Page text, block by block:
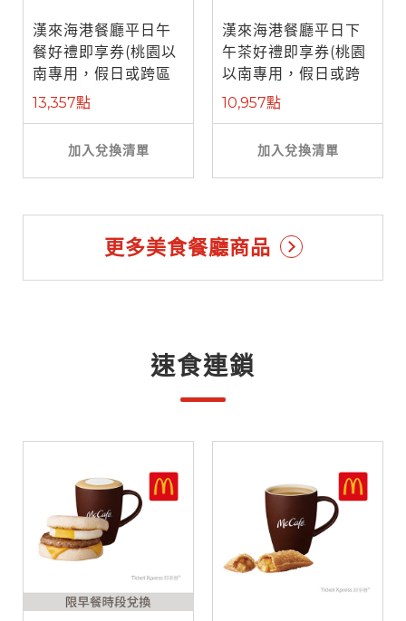
漢來海港餐廳平日午
餐好禮即享券(桃園以
南專用，假日或跨區
使用補需差 ...
13,357點
加入兌換清單
漢來海港餐廳平日下
午茶好禮即享券(桃園
以南專用，假日或跨
區使用補需 ...
10,957點
加入兌換清單
更多美食餐廳商品
速食連鎖